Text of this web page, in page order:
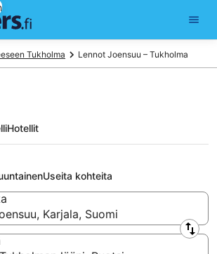
Tukholma Lennot Joensuu – Tukholma
- Tukholma
Hotellit
Useita kohteita
Karjala, Suomi